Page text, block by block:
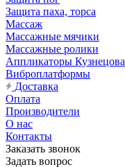
Защита паха, торса
Массаж
Массажные мячики
Массажные ролики
Аппликаторы Кузнецова
Виброплатформы
Доставка
Оплата
Производители
О нас
Контакты
Заказать звонок
Задать вопрос